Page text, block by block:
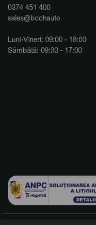
0374 451 400
sales@bcchauto
Luni-Vineri: 09:00 - 18:00
Sâmbătă: 09:00 - 17:00